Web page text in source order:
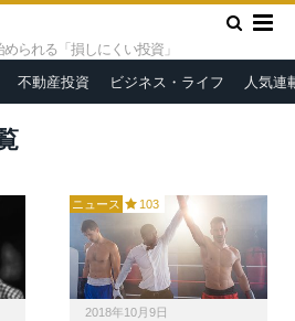
られる「損しにくい投資」
不動産投資 ビジネス・ライフ 人気連
ニュース 103
2018年10月9日